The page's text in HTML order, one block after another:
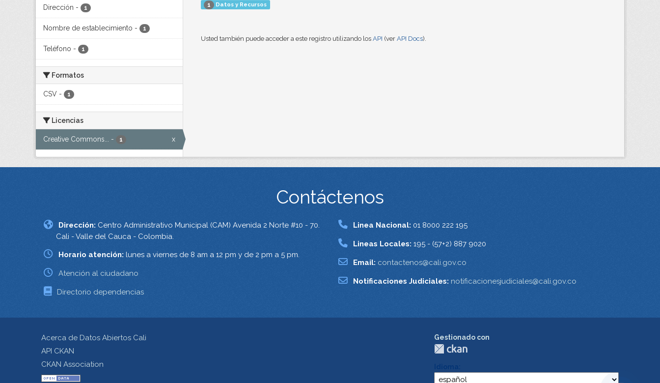
Dirección - 1
Nombre de establecimiento - 1
Teléfono - 1
Formatos
CSV - 1
Licencias
Creative Commons... - 1 x
1
Datos y Recursos
Usted también puede acceder a este registro utilizando los API (ver API Docs).
Contáctenos
Dirección: Centro Administrativo Municipal (CAM) Avenida 2 Norte #10 - 70.
Cali - Valle del Cauca - Colombia.
Horario atención: lunes a viernes de 8 am a 12 pm y de 2 pm a 5 pm.
Atención al ciudadano
Directorio dependencias
Linea Nacional: 01 8000 222 195
Lineas Locales: 195 - (57+2) 887 9020
Email: contactenos@cali.gov.co
Notificaciones Judiciales: notificacionesjudiciales@cali.gov.co
Acerca de Datos Abiertos Cali
API CKAN
CKAN Association
Gestionado con